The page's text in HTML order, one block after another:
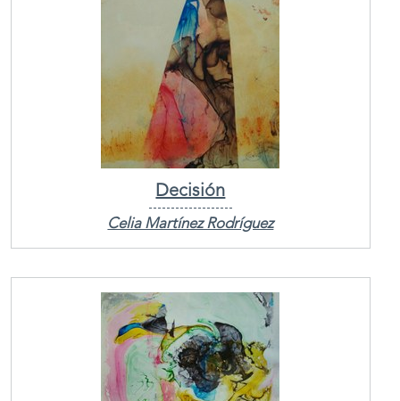
Decisión
Celia Martínez Rodríguez